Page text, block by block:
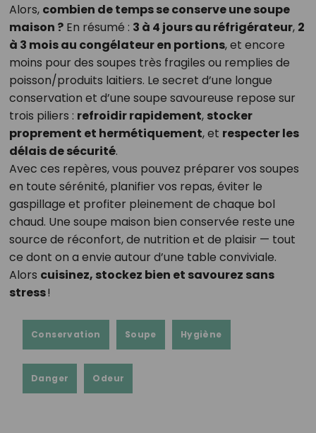
Alors, combien de temps se conserve une soupe
maison ?En résumé : 3 à 4 jours au réfrigérateur, 2
à 3 mois au congélateur en portions, et encore
moins pour des soupes très fragiles ou remplies de
poisson/produits laitiers. Le secret d’une longue
conservation et d’une soupe savoureuse repose sur
trois piliers : refroidir rapidement, stocker
proprement et hermétiquement, et respecter les
délais de sécurité.
Avec ces repères, vous pouvez préparer vos soupes
en toute sérénité, planifier vos repas, éviter le
gaspillage et profiter pleinement de chaque bol
chaud. Une soupe maison bien conservée reste une
source de réconfort, de nutrition et de plaisir — tout
ce dont on a envie autour d’une table conviviale.
Alors cuisinez, stockez bien et savourez sans
stress!
Conservation Soupe Hygiène
Danger Odeur